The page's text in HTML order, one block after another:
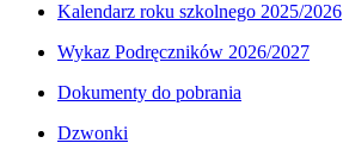
Kalendarz roku szkolnego 2025/2026
Wykaz Podręczników 2026/2027
Dokumenty do pobrania
Dzwonki